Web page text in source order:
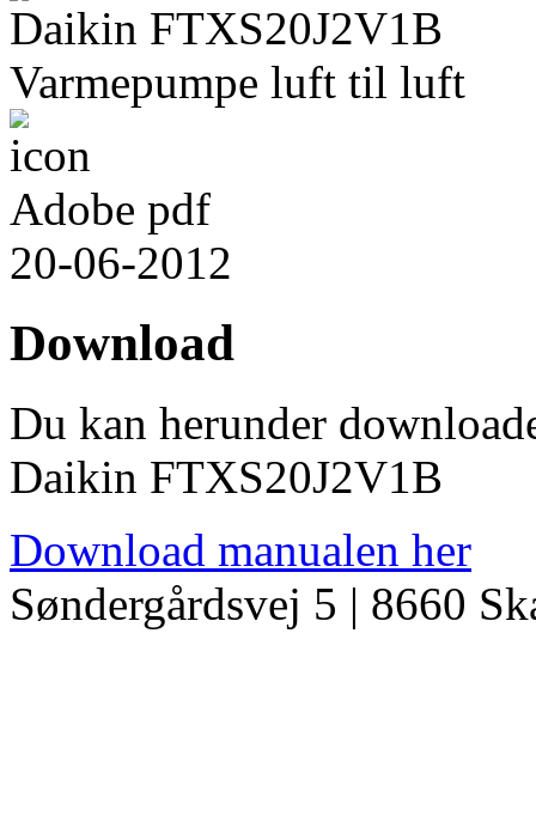
Daikin FTXS20J2V1B
Varmepumpe luft til luft
Adobe pdf
20-06-2012
Download
Du kan herunder
Daikin FTXS20J2V1B
Download manualen her
Søndergårdsvej 5 | 8660